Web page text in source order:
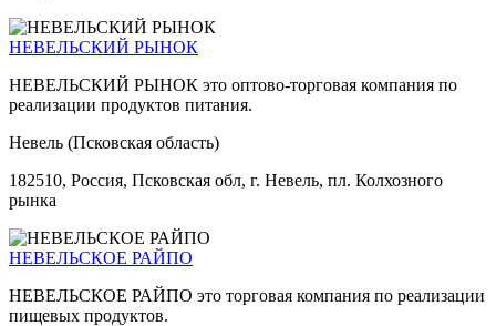
НЕВЕЛЬСКИЙ РЫНОК
НЕВЕЛЬСКИЙ РЫНОК это оптово-торговая компания по
реализации продуктов питания.
Невель (Псковская область)
182510, Россия, Псковская обл, г. Невель, пл. Колхозного
рынка
НЕВЕЛЬСКОЕ РАЙПО
НЕВЕЛЬСКОЕ РАЙПО это торговая компания по реализации
пищевых продуктов.